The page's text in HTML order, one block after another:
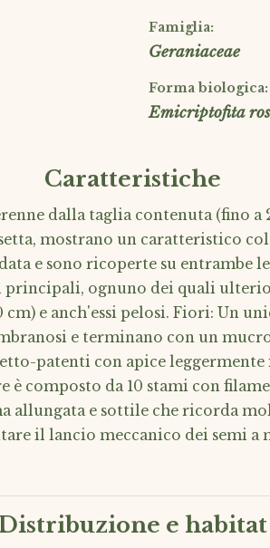
Famiglia:
Geraniaceae
Forma biologica:
Emicriptofita
Caratteristiche
dalla taglia contenuta (fino a
mostrano un caratteristico
e sono ricoperte su entrambe
principali, ognuno dei quali
e anch'essi pelosi. Fiori: Un
e terminano con un
patenti con apice leggermente
composto da 10 stami con
allungata e sottile che ricorda
il lancio meccanico dei semi
e habitat